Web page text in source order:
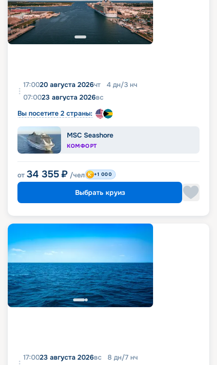
17:0020 августа 2026чт 4 дн/3 нч
07:0023 августа 2026вс
Вы посетите 2 страны:
MSC Seashore
КОМФОРТ
от 34 355 ₽ /чел +1 000
Выбрать круиз
17:0023 августа 2026вс 8 дн/7 нч